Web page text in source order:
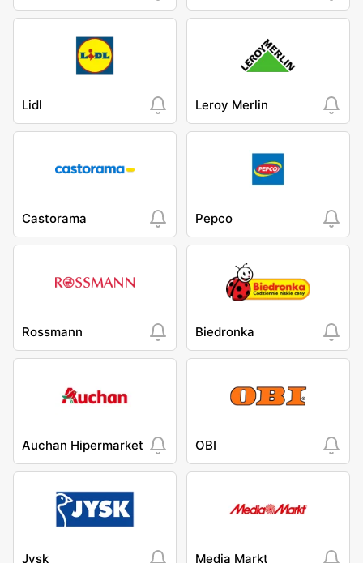
Lidl Leroy Merlin
Castorama Pepco
Rossmann Biedronka
Auchan Hipermarket OBI
Jysk Media Markt